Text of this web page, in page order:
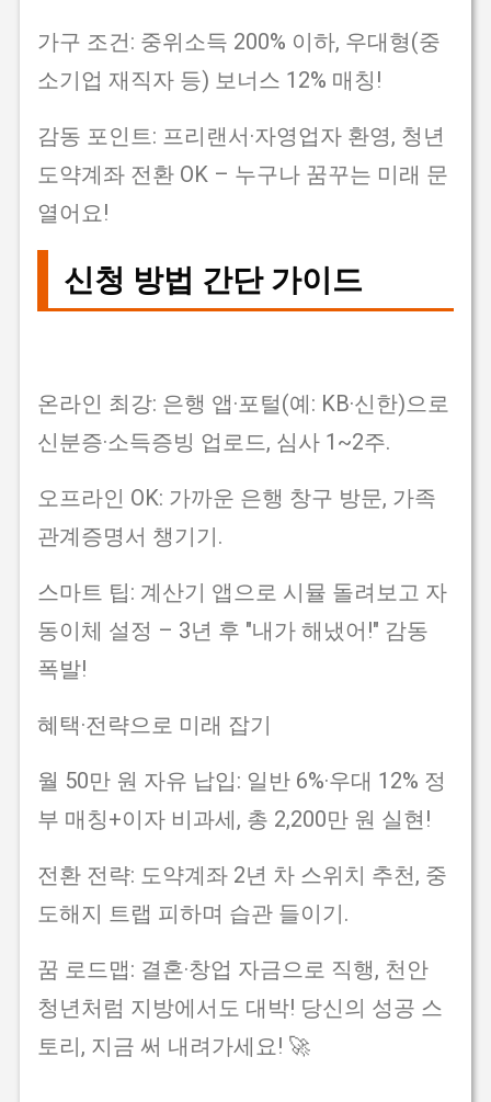
가구 조건: 중위소득 200% 이하, 우대형(중
소기업 재직자 등) 보너스 12% 매칭!
감동 포인트: 프리랜서·자영업자 환영, 청년
도약계좌 전환 OK – 누구나 꿈꾸는 미래 문
열어요!
신청 방법 간단 가이드
온라인 최강: 은행 앱·포털(예: KB·신한)으로
신분증·소득증빙 업로드, 심사 1~2주.
오프라인 OK: 가까운 은행 창구 방문, 가족
관계증명서 챙기기.
스마트 팁: 계산기 앱으로 시뮬 돌려보고 자
동이체 설정 – 3년 후 "내가 해냈어!" 감동
폭발!
혜택·전략으로 미래 잡기
월 50만 원 자유 납입: 일반 6%·우대 12% 정
부 매칭+이자 비과세, 총 2,200만 원 실현!
전환 전략: 도약계좌 2년 차 스위치 추천, 중
도해지 트랩 피하며 습관 들이기.
꿈 로드맵: 결혼·창업 자금으로 직행, 천안
청년처럼 지방에서도 대박! 당신의 성공 스
토리, 지금 써 내려가세요! 🚀